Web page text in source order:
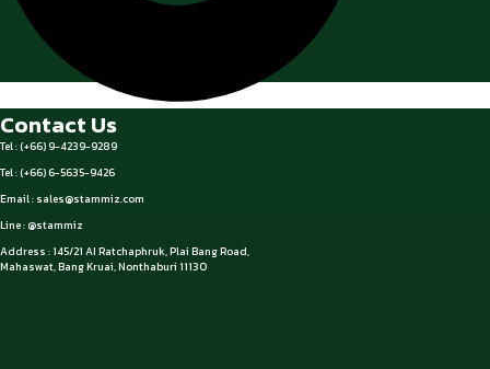
Contact Us
Tel : (+66) 9-4239-9289
Tel : (+66) 6-5635-9426
Email : sales@stammiz.com
Line : @stammiz
Address : 145/21 AI Ratchaphruk, Plai Bang Road,
Mahaswat, Bang Kruai, Nonthaburi 11130